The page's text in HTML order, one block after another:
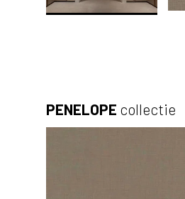
PENELOPE collectie